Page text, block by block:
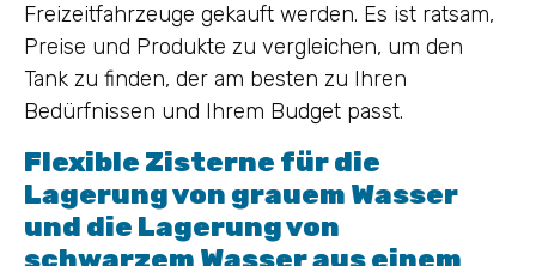
Freizeitfahrzeuge gekauft werden. Es ist ratsam,
Preise und Produkte zu vergleichen, um den
Tank zu finden, der am besten zu Ihren
Bedürfnissen und Ihrem Budget passt.
Flexible Zisterne für die
Lagerung von grauem Wasser
und die Lagerung von
schwarzem Wasser aus einem